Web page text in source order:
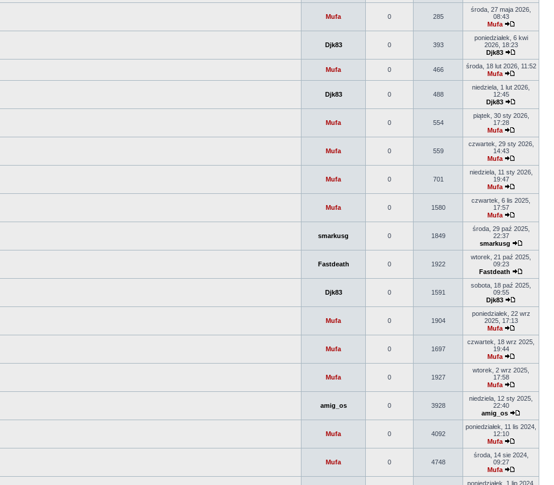
Mufa 0 285
środa, 27 maja 2026,
08:43
Mufa
Djk83 0 393
poniedziałek, 6 kwi
2026, 18:23
Djk83
Mufa 0 466
środa, 18 lut 2026, 11:52
Mufa
Djk83 0 488
niedziela, 1 lut 2026,
12:45
Djk83
Mufa 0 554
piątek, 30 sty 2026,
17:28
Mufa
Mufa 0 559
czwartek, 29 sty 2026,
14:43
Mufa
Mufa 0 701
niedziela, 11 sty 2026,
19:47
Mufa
Mufa 0 1580
czwartek, 6 lis 2025,
17:57
Mufa
smarkusg 0 1849
środa, 29 paź 2025,
22:37
smarkusg
Fastdeath 0 1922
wtorek, 21 paź 2025,
09:23
Fastdeath
Djk83 0 1591
sobota, 18 paź 2025,
09:55
Djk83
Mufa 0 1904
poniedziałek, 22 wrz
2025, 17:13
Mufa
Mufa 0 1697
czwartek, 18 wrz 2025,
19:44
Mufa
Mufa 0 1927
wtorek, 2 wrz 2025,
17:58
Mufa
amig_os 0 3928
niedziela, 12 sty 2025,
22:40
amig_os
Mufa 0 4092
poniedziałek, 11 lis 2024,
12:10
Mufa
Mufa 0 4748
środa, 14 sie 2024,
09:27
Mufa
poniedziałek, 1 lip 2024,